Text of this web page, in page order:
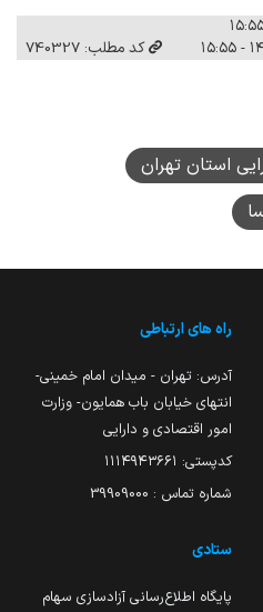
کد مطلب: 740327
استان تهران
راه های ارتباطی
آدرس: تهران - میدان امام خمینی-
انتهای خیابان باب همایون- وزارت
امور اقتصادی و دارایی
کدپستی: ۱۱۱۴۹۴۳۶۶۱
شماره تماس : 39909000
ستادی
پایگاه اطلاع‌رسانی آزادسازی سهام